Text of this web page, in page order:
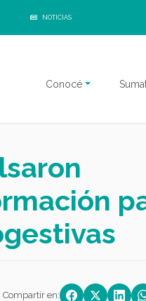
NOTICIAS
Conocé
Compartir en: